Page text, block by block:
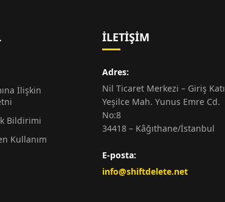
İlişkin
Bildirimi
Kullanım
İLETIŞIM
Adres:
Nil Ticaret Merkezi – Giriş Katı
Yeşilce Mah. Yunus Emre Cd.
No:8
34418 – Kâğıthane/İstanbul
E-posta:
info@shiftdelete.net